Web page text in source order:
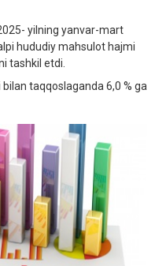
yilning yanvar-mart
hududiy mahsulot hajmi
tashkil etdi.
taqqoslaganda 6,0 % ga